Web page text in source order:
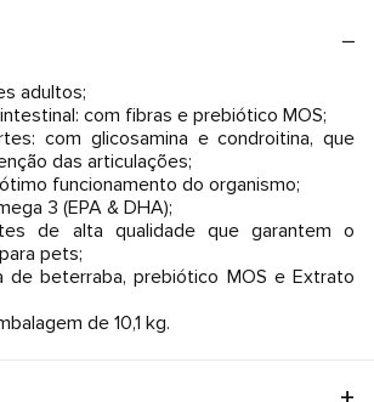
adultos;
com fibras e prebiótico MOS;
com glicosamina e condroitina, que
das articulações;
funcionamento do organismo;
3 (EPA & DHA);
de alta qualidade que garantem o
pets;
beterraba, prebiótico MOS e Extrato
de 10,1 kg.